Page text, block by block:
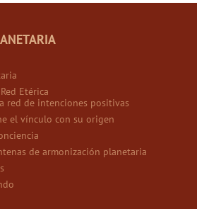
Etérica
red de intenciones positivas
el vínculo con su origen
de armonización planetaria